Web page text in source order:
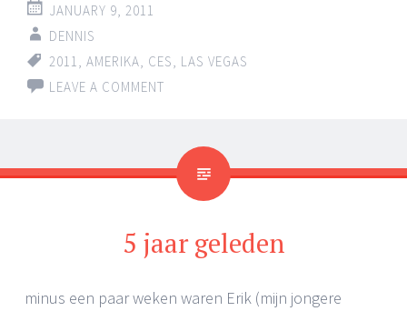
JANUARY 9, 2011
DENNIS
2011, AMERIKA, CES, LAS VEGAS
LEAVE A COMMENT
5 jaar geleden
minus een paar weken waren Erik (mijn jongere